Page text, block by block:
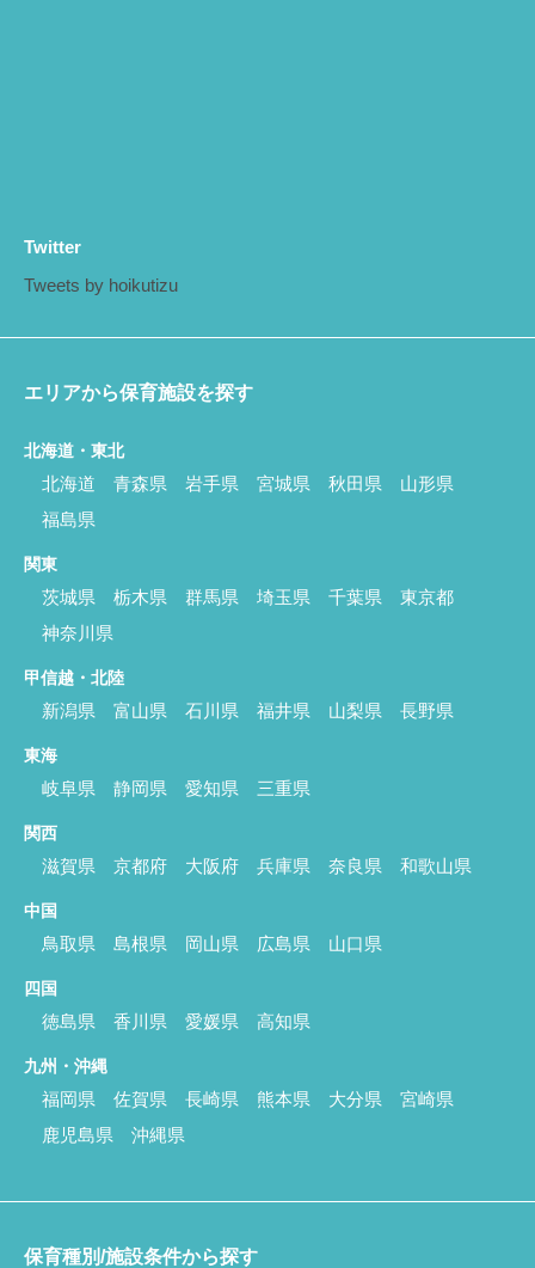
Twitter
Tweets by hoikutizu
エリアから保育施設を探す
北海道・東北
北海道 青森県 岩手県 宮城県 秋田県
山形県
福島県
関東
茨城県 栃木県 群馬県 埼玉県 千葉県
東京都
神奈川県
甲信越・北陸
新潟県 富山県 石川県 福井県 山梨県 長野県
東海
岐阜県 静岡県 愛知県 三重県
関西
滋賀県 京都府 大阪府 兵庫県 奈良県 和歌山県
中国
鳥取県 島根県 岡山県 広島県 山口県
四国
徳島県 香川県 愛媛県 高知県
九州・沖縄
福岡県 佐賀県 長崎県 熊本県 大分県
宮崎県
鹿児島県
沖縄県
保育種別/施設条件から探す